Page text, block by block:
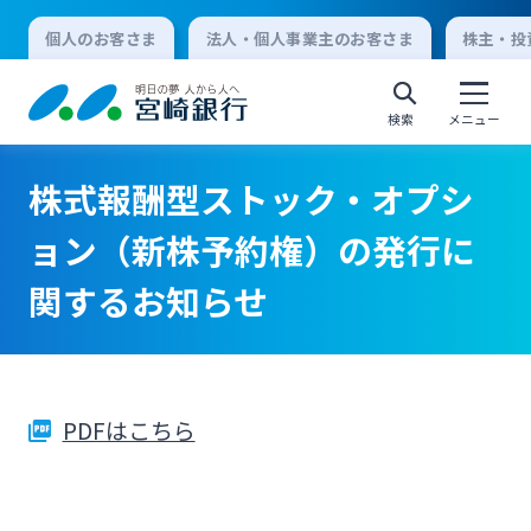
個人のお客さま 法人・個人事業主のお客さま 株主・
検索 メニュー
個人向けインターネットバンキング
ログオン
株式報酬型ストック・オプシ
ョン（新株予約権）の発行に
関するお知らせ
PDFはこちら